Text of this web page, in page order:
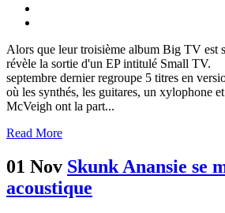
Alors que leur troisième album Big TV est
révèle la sortie d'un EP intitulé Small TV.
septembre dernier regroupe 5 titres en
où les synthés, les guitares, un xylophone
McVeigh ont la part...
Read More
01 Nov Skunk Anansie se
acoustique